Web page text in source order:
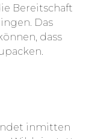
Bereitschaft
Das
dass
inmitten